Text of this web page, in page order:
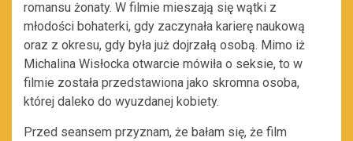
romansu żonaty. W filmie mieszają się wątki z
młodości bohaterki, gdy zaczynała karierę naukową
oraz z okresu, gdy była już dojrzałą osobą. Mimo iż
Michalina Wisłocka otwarcie mówiła o seksie, to w
filmie została przedstawiona jako skromna osoba,
której daleko do wyuzdanej kobiety.
Przed seansem przyznam, że bałam się, że film